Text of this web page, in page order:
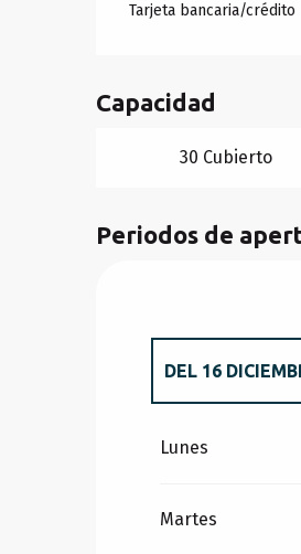
Tarjeta bancaria/crédito
Capacidad
30 Cubierto
Periodos de
DEL 16
Lunes
Martes